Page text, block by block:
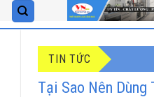
Skip
to
TIN TỨC
Tại Sao Nên Dùng